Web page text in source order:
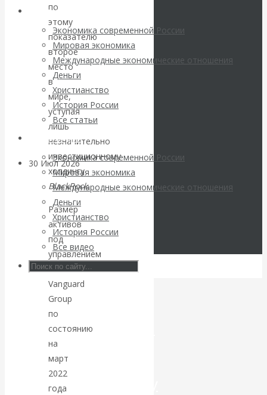
Архив статей
Экономика современной России
Мировая экономика
Международные экономические отношения
Деньги
Христианство
История России
Все статьи
Архив Видео
Экономика современной России
Мировая экономика
Международные экономические отношения
Деньги
Христианство
История России
Все видео
финансовых
рынках?
Минфины хотят
быть главнее
Центробанков?
30 Июл 2026Цифровая
экономика
Валентин
Катасонов.
Искусственный
интеллект —
революционный
переход к
посткапитализму
по
этому
показателю
второе
место
в
мире,
уступая
лишь
незначительно
инвестиционному
холдингу
BlackRock.
Размер
активов
под
управлением
The
Vanguard
Group
по
состоянию
на
март
2022
года